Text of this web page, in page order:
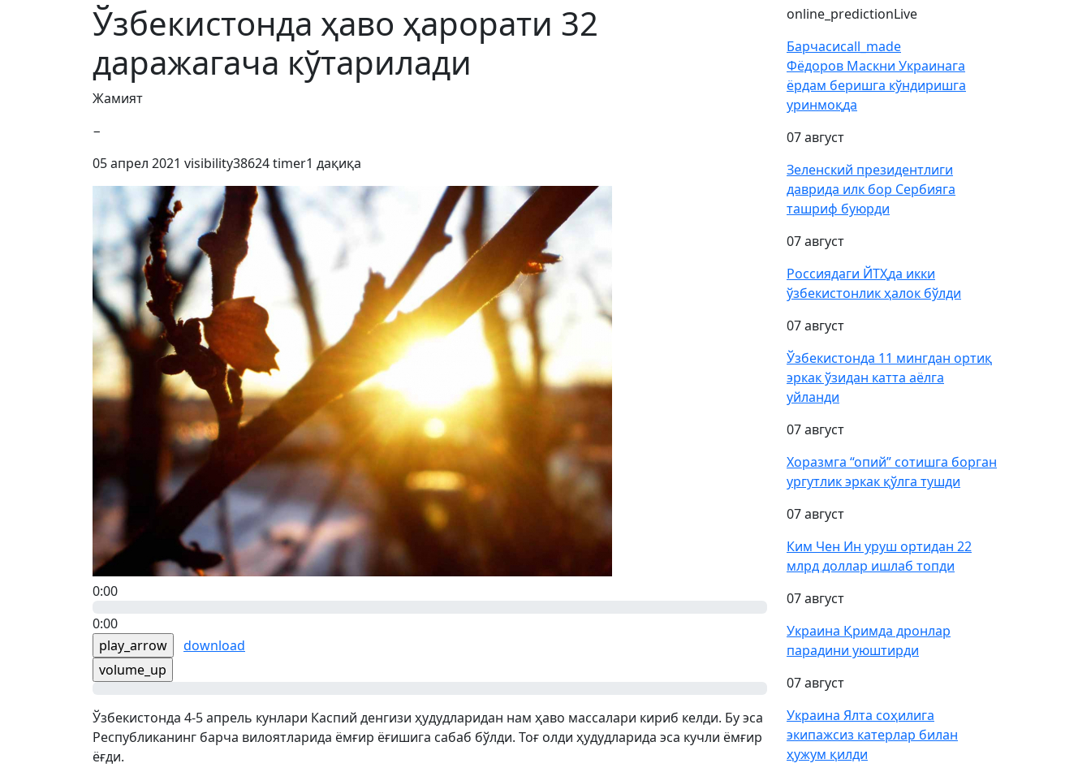
Ўзбекистонда ҳаво ҳарорати 32
даражагача кўтарилади
Жамият
−
05 апрел 2021 visibility38624timer1 дақиқа
0:00
0:00
play_arrow
download
volume_up
Ўзбекистонда 4-5 апрель кунлари Каспий денгизи ҳудудларидан нам ҳаво массалари кириб келди. Бу эса
Республиканинг барча вилоятларида ёмғир ёғишига сабаб бўлди. Тоғ олди ҳудудларида эса кучли ёмғир
ёғди.
online_predictionLive
Барчасиcall_made
Фёдоров Маскни Украинага
ёрдам беришга кўндиришга
уринмоқда
07 август
Зеленский президентлиги
даврида илк бор Сербияга
ташриф буюрди
07 август
Россиядаги ЙТҲда икки
ўзбекистонлик ҳалок бўлди
07 август
Ўзбекистонда 11 мингдан ортиқ
эркак ўзидан катта аёлга
уйланди
07 август
Хоразмга “опий” сотишга борган
ургутлик эркак қўлга тушди
07 август
Ким Чен Ин уруш ортидан 22
млрд доллар ишлаб топди
07 август
Украина Қримда дронлар
парадини уюштирди
07 август
Украина Ялта соҳилига
экипажсиз катерлар билан
ҳужум қилди